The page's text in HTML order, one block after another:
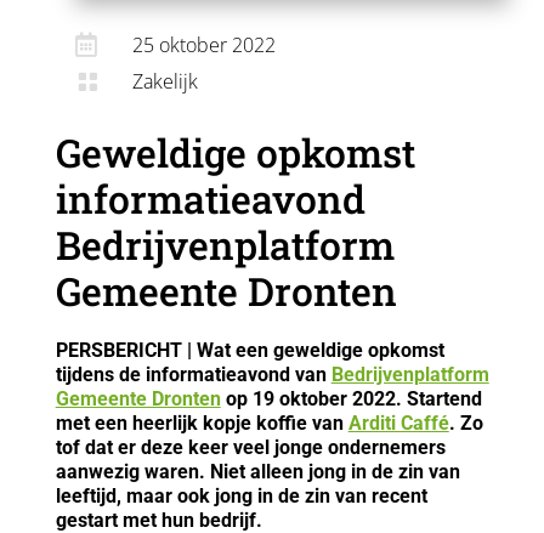
 25 oktober 2022
 Zakelijk
Geweldige opkomst
informatieavond
Bedrijvenplatform
Gemeente Dronten
PERSBERICHT | Wat een geweldige opkomst
tijdens de informatieavond van Bedrijvenplatform
Gemeente Drontenop 19 oktober 2022. Startend
met een heerlijk kopje koffie van Arditi Caffé. Zo
tof dat er deze keer veel jonge ondernemers
aanwezig waren. Niet alleen jong in de zin van
leeftijd, maar ook jong in de zin van recent
gestart met hun bedrijf.